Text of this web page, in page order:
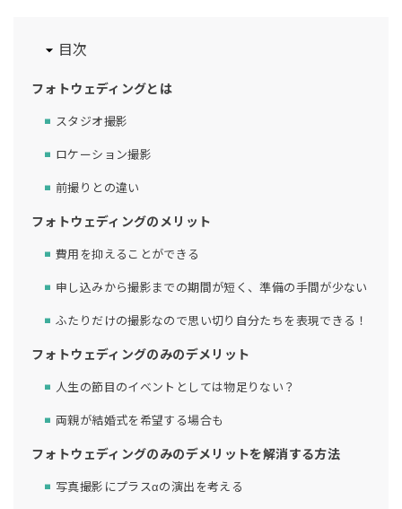
目次
フォトウェディングとは
スタジオ撮影
ロケーション撮影
前撮りとの違い
フォトウェディングのメリット
費用を抑えることができる
申し込みから撮影までの期間が短く、準備の手間が少ない
ふたりだけの撮影なので思い切り自分たちを表現できる！
フォトウェディングのみのデメリット
人生の節目のイベントとしては物足りない？
両親が結婚式を希望する場合も
フォトウェディングのみのデメリットを解消する方法
写真撮影にプラスαの演出を考える